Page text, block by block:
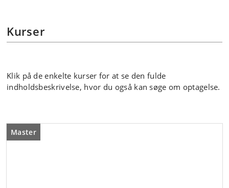
Kurser
Klik på de enkelte kurser for at se den fulde
indholdsbeskrivelse, hvor du også kan søge om optagelse.
Master